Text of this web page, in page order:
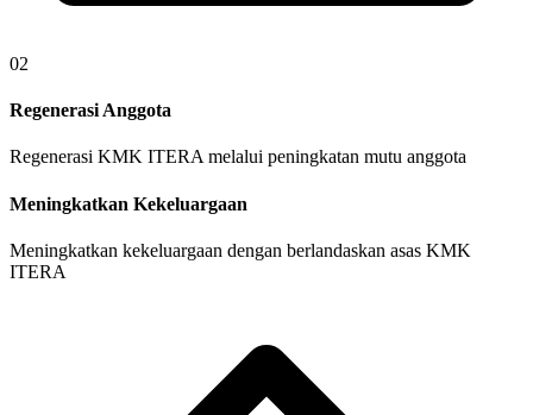
02
Regenerasi Anggota
Regenerasi KMK ITERA melalui peningkatan mutu anggota
Meningkatkan Kekeluargaan
Meningkatkan kekeluargaan dengan berlandaskan asas KMK
ITERA